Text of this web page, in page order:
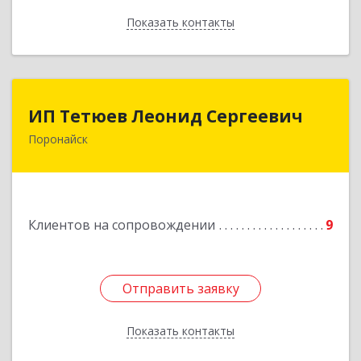
Показать контакты
Назад
ИП Тетюев Леонид Сергеевич
Поронайск
Клиентов на сопровождении 9
Отправить заявку
Показать контакты
694242, Сахалинская обл, Поронайск г, Фрунзе
Отправить заявку
Назад